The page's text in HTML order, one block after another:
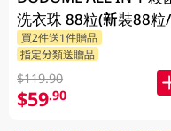
洗衣珠 88粒(新裝88粒
裝72粒隨機發貨)
買2件送1件贈品
指定分類送贈品
$119.90
$59.90